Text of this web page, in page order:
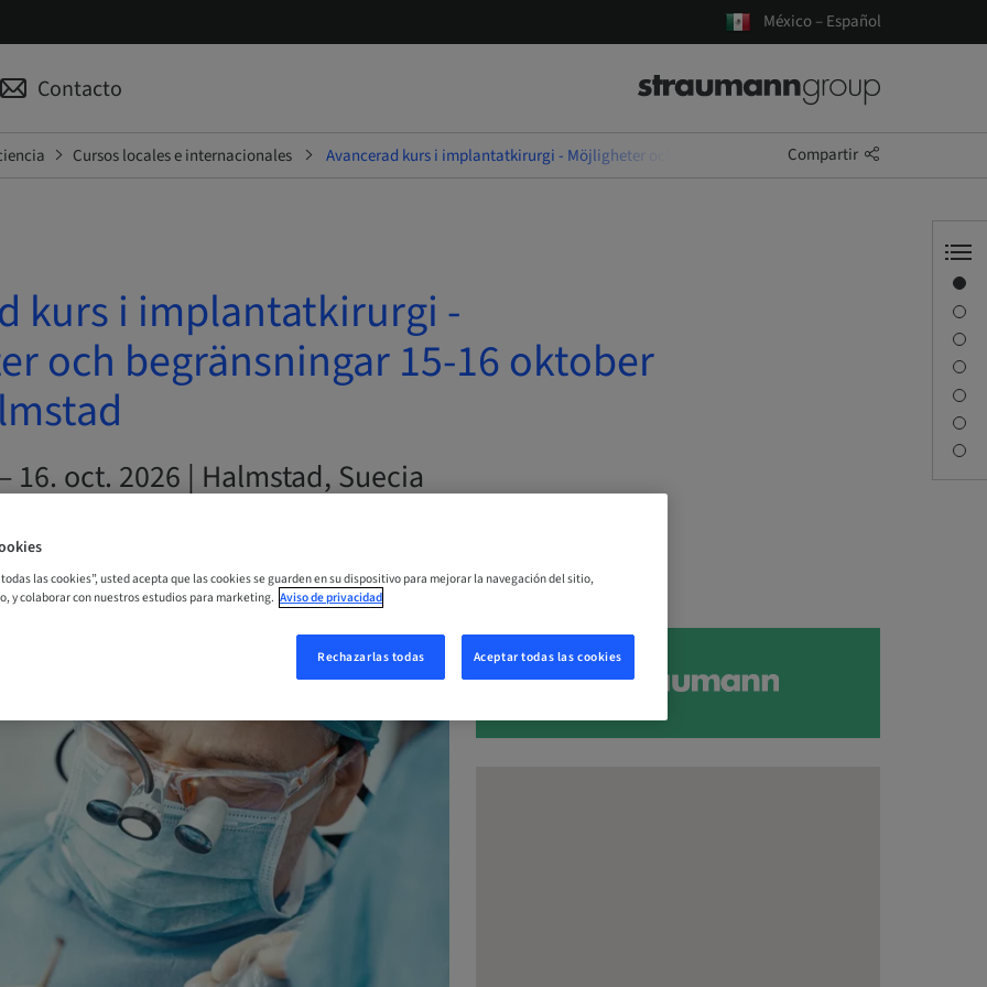
México – Español
Contacto
Cursos locales e internacionales Avancerad kurs i implantatkirurgi - Möjligheter och begränsningar 15-16 oktober 2026 i Halmstad
Compartir
kurs i implantatkirurgi -
och begränsningar 15-16 oktober
16. oct. 2026 | Halmstad, Suecia
las cookies”, usted acepta que las cookies se guarden en su dispositivo para mejorar la navegación del sitio,
y colaborar con nuestros estudios para marketing. Aviso de privacidad
Rechazarlas todas Aceptar todas las cookies